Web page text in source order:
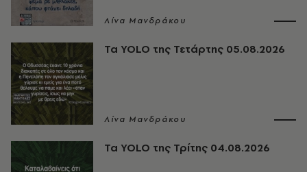
Λίνα Μανδράκου
Τα YOLO της Τετάρτης 05.08.2026
Λίνα Μανδράκου
Τα YOLO της Τρίτης 04.08.2026